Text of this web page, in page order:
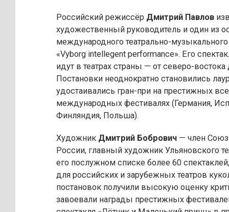
Российский режиссёр Дмитрий Павлов
художественный руководитель и один из
международного театрально-
«Vyborg intellegent performance». Его
идут в театрах страны — от северо-востока
Постановки неоднократно становились
удостаивались гран-при на престижных
международных фестивалях (Германия,
Финляндия, Польша).
Художник Дмитрий Бобрович — член
России, главный художник Ульяновского
его послужном списке более 60
для российских и зарубежных театров
постановок получили высокую оценку
завоевали награды престижных